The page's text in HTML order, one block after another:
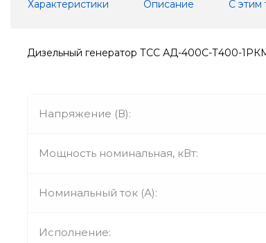
Характеристики Описание С этим
Дизельный генератор ТСС АД-400С-Т400-
Напряжение (В):
Мощность номинальная, кВт:
Номинальный ток (А):
Исполнение: